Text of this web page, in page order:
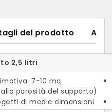
del prodotto
2,5 litri
7-10 mq
porosità del supporto)
di medie dimensioni